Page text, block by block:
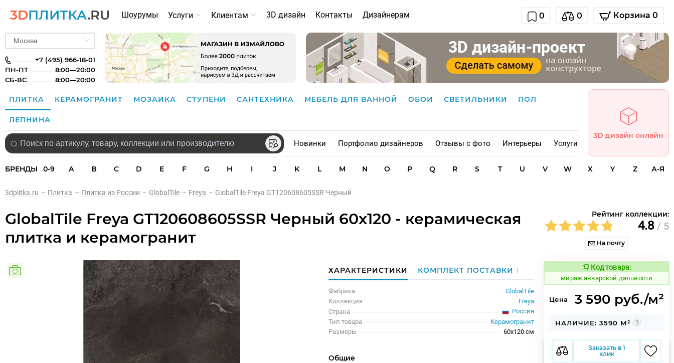
3DПЛИТКА.RU Шоурумы Услуги Клиентам 3D дизайн Контакты Дизайнерам 0 0 Корзина 0
+7 (495) 966-18-01
ПН-ПТ
8:00—20:00
СБ-ВС
8:00—20:00
ПЛИТКА КЕРАМОГРАНИТ МОЗАИКА СТУПЕНИ САНТЕХНИКА МЕБЕЛЬ ДЛЯ ВАННОЙ ОБОИ СВЕТИЛЬНИКИ ПОЛ
ЛЕПНИНА
Новинки Портфолио дизайнеров Отзывы с фото Интерьеры Услуги
3D дизайн онлайн
БРЕНДЫ 0-9 A B C D E F G H I J K L M N O P Q R S T U V W X Y Z А-Я
3dplitka.ru – Плитка – Плитка из России – GlobalTile – Freya – GlobalTile Freya GT120608605SSR Черный
GlobalTile Freya GT120608605SSR Черный 60x120 - керамическая
плитка и керамогранит
Рейтинг коллекции:
4.8 / 5
На почту
ХАРАКТЕРИСТИКИ КОМПЛЕКТ ПОСТАВКИ1
Фабрика
GlobalTile
Коллекция
Freya
Страна
Россия
Тип товара
Керамогранит
Размеры
60x120 см
Общие
Код товара:
999746 Код товара:
мираж январской дальности
Цена 3 590 руб./м²
НАЛИЧИЕ: 3590 М²
Заказать в 1
клик